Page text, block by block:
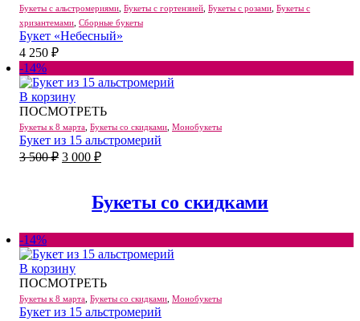
Букеты с альстромериями Букеты с гортензией Букеты с розами Букеты с
хризантемами Сборные букеты
Букет «Небесный»
4 250 ₽
-14%
В корзину
ПОСМОТРЕТЬ
Букеты к 8 марта Букеты со скидками Монобукеты
Букет из 15 альстромерий
3 500₽ Первоначальная
500 ₽.
3 000 ₽Текущая
000 ₽.
Букеты со скидками
-14%
В корзину
ПОСМОТРЕТЬ
Букеты к 8 марта Букеты со скидками Монобукеты
Букет из 15 альстромерий